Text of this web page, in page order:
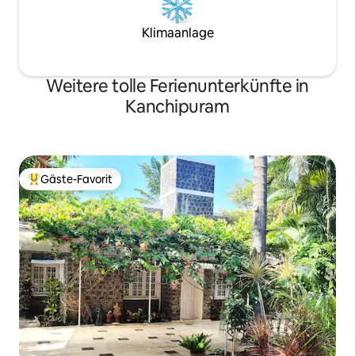
Klimaanlage
Weitere tolle Ferienunterkünfte in
Kanchipuram
Beliebter Gäste-Favorit.
Gäste-Favorit